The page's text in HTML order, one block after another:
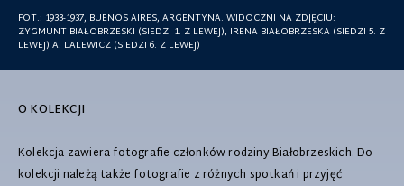
FOT.: 1933-1937, BUENOS AIRES, ARGENTYNA. WIDOCZNI NA ZDJĘCIU:
ZYGMUNT BIAŁOBRZESKI (SIEDZI 1. Z LEWEJ), IRENA BIAŁOBRZESKA (SIEDZI 5. Z
LEWEJ) A. LALEWICZ (SIEDZI 6. Z LEWEJ)
O KOLEKCJI
Kolekcja zawiera fotografie członków rodziny Białobrzeskich. Do
kolekcji należą także fotografie z różnych spotkań i przyjęć